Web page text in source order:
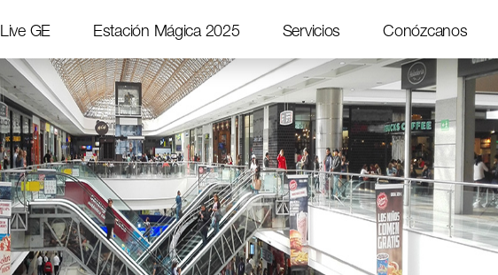
Live GE Estación Mágica 2025 Servicios Conózcanos